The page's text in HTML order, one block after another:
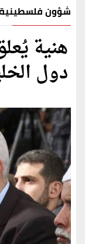
شؤون
هنية
دول